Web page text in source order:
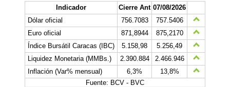
Indicador Cierre Ant 07/08/2026
Dólar oficial
756.7083
757.5406
Euro oficial
871,8944
875,2170
Índice Bursátil Caracas (IBC)
5.158,98
5.256,49
Liquidez Monetaria (MMBs.)
2.390.884
2.466.946
Inflación (Var% mensual)
6,3%
13,8%
Fuente: BCV - BVC